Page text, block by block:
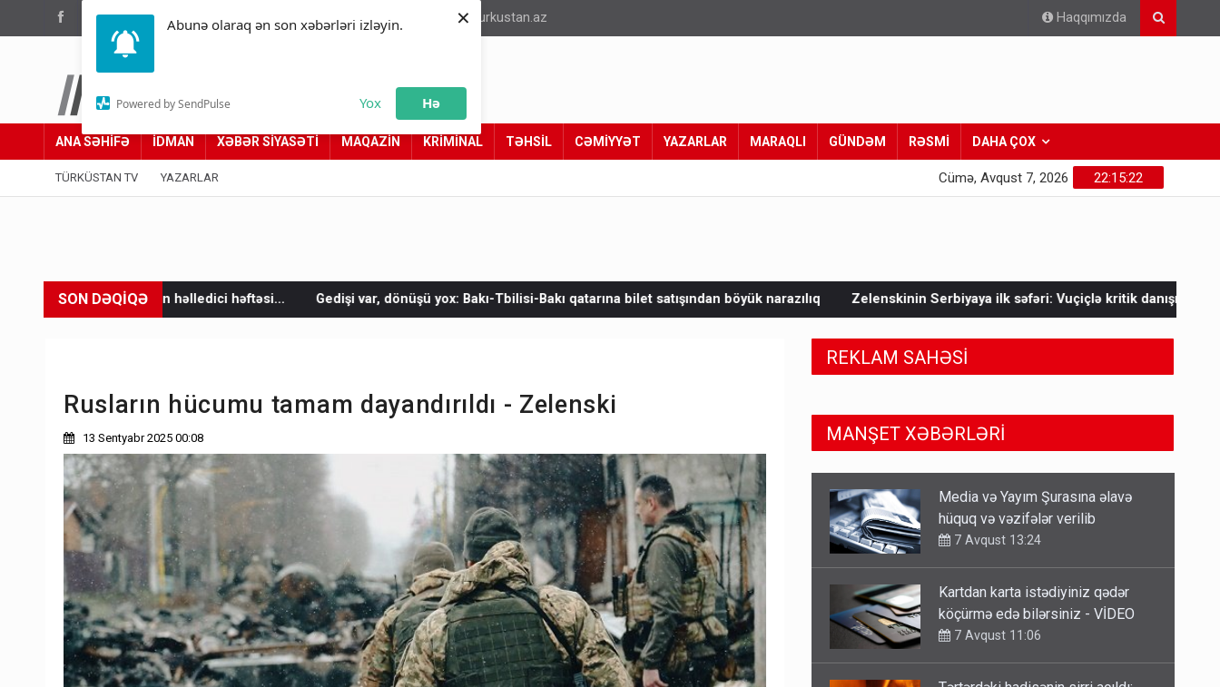
Abunə olaraq ən son xəbərləri izləyin.
Powered by SendPulse Yox Hə
×
(012) 449 94 05 info@turkustan.az Haqqımızda
Türküstan.az
Adımız yolumuzdur
ANA SƏHİFƏ İDMAN XƏBƏR SİYASƏTİ MAQAZİN KRİMİNAL TƏHSİL CƏMİYYƏT YAZARLAR MARAQLI GÜNDƏM RƏSMİ DAHA ÇOX
TÜRKÜSTAN TV YAZARLAR 22:15:24
Cümə, Avqust 7, 2026
SON DƏQİQƏ
həlledici həftəsi... Gedişi var, dönüşü yox: Bakı-Tbilisi-Bakı qatarına bilet satışından böyük narazılıq Zelenskinin Serbiyaya ilk səfəri: Vuçiçlə kritik danışıqlar Mask Ukraynaya bunu
Rusların hücumu tamam dayandırıldı - Zelenski
13 Sentyabr 2025 00:08
REKLAM SAHƏSİ
MANŞET XƏBƏRLƏRİ
Kartdan karta istədiyiniz qədər
köçürmə edə bilərsiniz - VİDEO
7 Avqust 11:06
Tərtərdəki hadisənin sirri açıldı:
Ər-arvadı yandırıb 15 min manatı
oğurladı